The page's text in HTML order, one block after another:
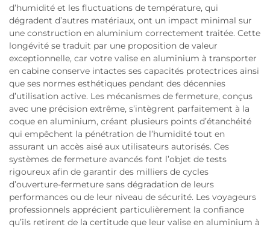
d’humidité et les fluctuations de température, qui
dégradent d’autres matériaux, ont un impact minimal sur
une construction en aluminium correctement traitée. Cette
longévité se traduit par une proposition de valeur
exceptionnelle, car votre valise en aluminium à transporter
en cabine conserve intactes ses capacités protectrices ainsi
que ses normes esthétiques pendant des décennies
d’utilisation active. Les mécanismes de fermeture, conçus
avec une précision extrême, s’intègrent parfaitement à la
coque en aluminium, créant plusieurs points d’étanchéité
qui empêchent la pénétration de l’humidité tout en
assurant un accès aisé aux utilisateurs autorisés. Ces
systèmes de fermeture avancés font l’objet de tests
rigoureux afin de garantir des milliers de cycles
d’ouverture-fermeture sans dégradation de leurs
performances ou de leur niveau de sécurité. Les voyageurs
professionnels apprécient particulièrement la confiance
qu’ils retirent de la certitude que leur valise en aluminium à